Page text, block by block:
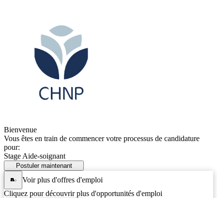
Bienvenue
Vous êtes en train de commencer votre processus de candidature
pour:
Stage Aide-soignant
Postuler maintenant
Voir plus d'offres d'emploi
Cliquez pour découvrir plus d'opportunités d'emploi